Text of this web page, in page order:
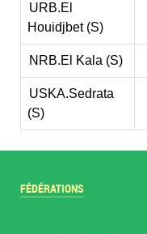
URB.El
Houidjbet (S)
NRB.El Kala (S)
USKA.Sedrata
(S)
FÉDÉRATIONS